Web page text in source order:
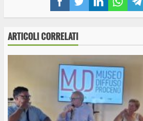
ARTICOLI CORRELATI